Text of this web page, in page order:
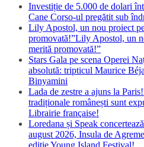
Investiție de 5.000 de dolari
Cane Corso-ul pregătit sub
Lily Apostol, un nou proiect
promovată!”Lily Apostol, un
merită promovată!”
Stars Gala pe scena Operei
absolută: tripticul Maurice
Binyamini
Lada de zestre a ajuns la
tradiționale românești sunt
Librairie française!
Loredana și Speak
august 2026, Insula de
ediție Young Island Festival!